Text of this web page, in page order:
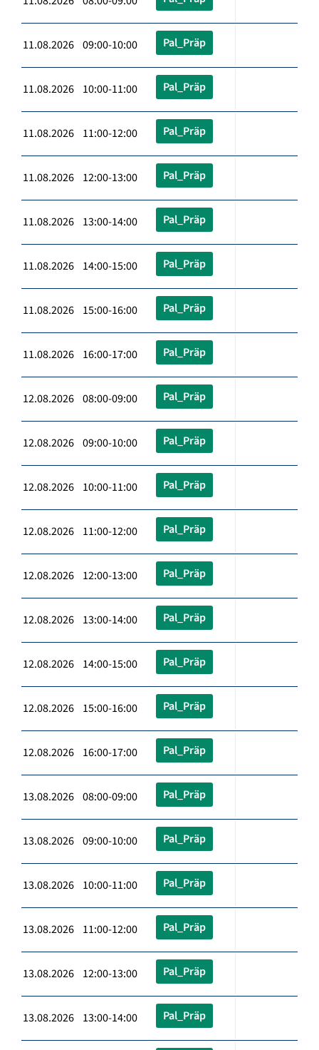
11.08.2026 09:00-10:00 Pal_Präp
11.08.2026 10:00-11:00 Pal_Präp
11.08.2026 11:00-12:00 Pal_Präp
11.08.2026 12:00-13:00 Pal_Präp
11.08.2026 13:00-14:00 Pal_Präp
11.08.2026 14:00-15:00 Pal_Präp
11.08.2026 15:00-16:00 Pal_Präp
11.08.2026 16:00-17:00 Pal_Präp
12.08.2026 08:00-09:00 Pal_Präp
12.08.2026 09:00-10:00 Pal_Präp
12.08.2026 10:00-11:00 Pal_Präp
12.08.2026 11:00-12:00 Pal_Präp
12.08.2026 12:00-13:00 Pal_Präp
12.08.2026 13:00-14:00 Pal_Präp
12.08.2026 14:00-15:00 Pal_Präp
12.08.2026 15:00-16:00 Pal_Präp
12.08.2026 16:00-17:00 Pal_Präp
13.08.2026 08:00-09:00 Pal_Präp
13.08.2026 09:00-10:00 Pal_Präp
13.08.2026 10:00-11:00 Pal_Präp
13.08.2026 11:00-12:00 Pal_Präp
13.08.2026 12:00-13:00 Pal_Präp
13.08.2026 13:00-14:00 Pal_Präp